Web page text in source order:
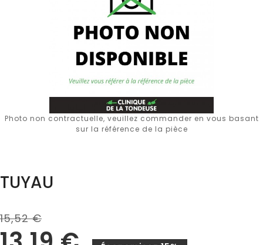
Photo non contractuelle, veuillez commander en vous basant
sur la référence de la pièce
TUYAU
15,52 €